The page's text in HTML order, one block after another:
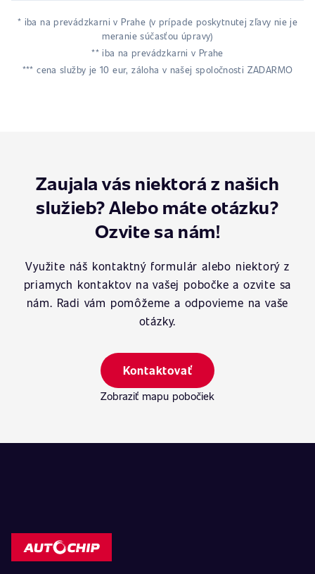
* iba na prevádzkarni v Prahe (v prípade poskytnutej zľavy nie je
meranie súčasťou úpravy)
** iba na prevádzkarni v Prahe
*** cena služby je 10 eur, záloha v našej spoločnosti ZADARMO
Zaujala vás niektorá z našich
služieb? Alebo máte otázku?
Ozvite sa nám!
Využite náš kontaktný formulár alebo niektorý z
priamych kontaktov na vašej pobočke a ozvite sa
nám. Radi vám pomôžeme a odpovieme na vaše
otázky.
Kontaktovať
Zobraziť mapu pobočiek